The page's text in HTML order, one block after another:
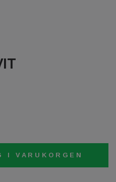
I VARUKORGEN